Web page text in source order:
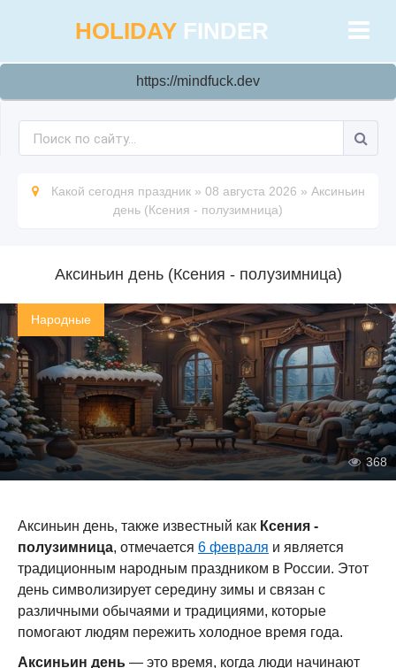
HOLIDAY FINDER
https://mindfuck.dev
Какой сегодня праздник » 08 августа 2026 » Аксиньин
день (Ксения - полузимница)
Аксиньин день (Ксения - полузимница)
Народные
368
Аксиньин день, также известный как Ксения -
полузимница, отмечается 6 февраля и является
традиционным народным праздником в России. Этот
день символизирует середину зимы и связан с
различными обычаями и традициями, которые
помогают людям пережить холодное время года.
Аксиньин день — это время, когда люди начинают